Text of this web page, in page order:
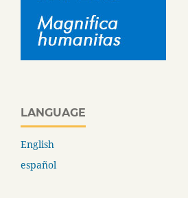
LANGUAGE
English
español